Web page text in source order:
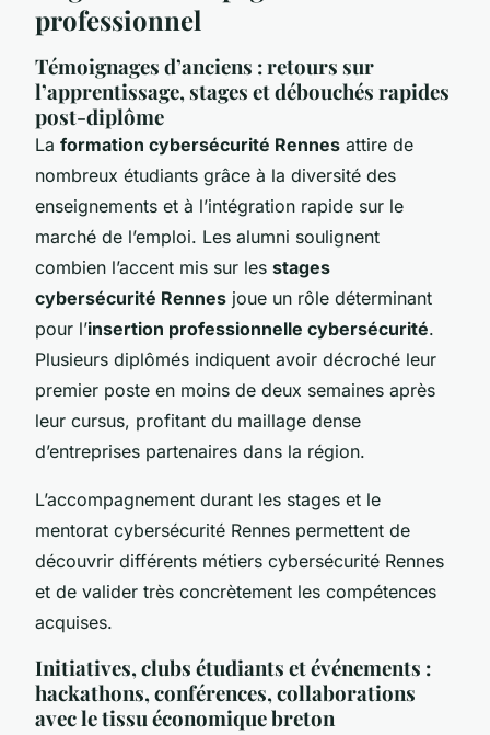
professionnel
Témoignages d’anciens : retours sur
l’apprentissage, stages et débouchés rapides
post-diplôme
La formation cybersécurité Rennes attire de
nombreux étudiants grâce à la diversité des
enseignements et à l’intégration rapide sur le
marché de l’emploi. Les alumni soulignent
combien l’accent mis sur les stages
cybersécurité Rennes joue un rôle déterminant
pour l’insertion professionnelle cybersécurité.
Plusieurs diplômés indiquent avoir décroché leur
premier poste en moins de deux semaines après
leur cursus, profitant du maillage dense
d’entreprises partenaires dans la région.
L’accompagnement durant les stages et le
mentorat cybersécurité Rennes permettent de
découvrir différents métiers cybersécurité Rennes
et de valider très concrètement les compétences
acquises.
Initiatives, clubs étudiants et événements :
hackathons, conférences, collaborations
avec le tissu économique breton